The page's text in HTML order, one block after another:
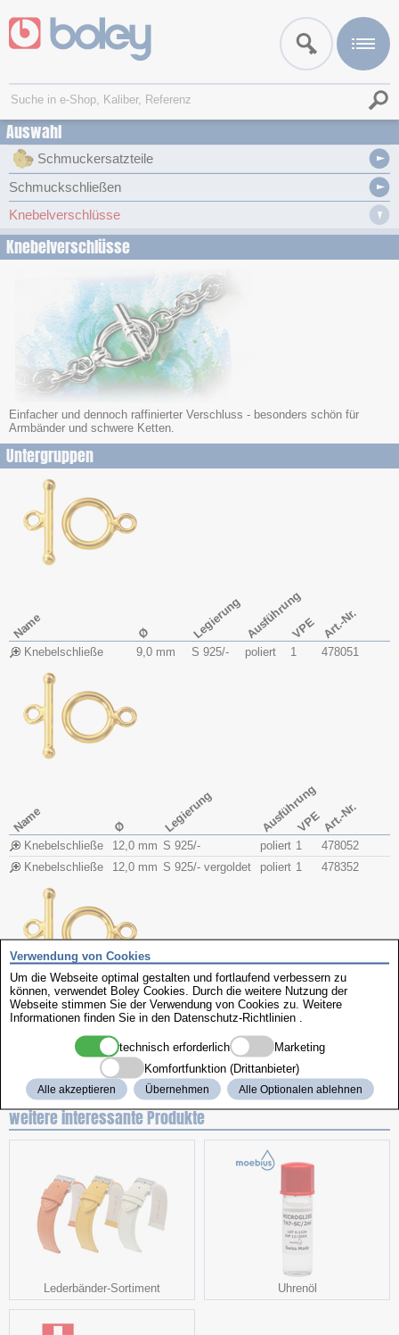
Auswahl
Schmuckersatzteile
Schmuckschließen
Knebelverschlüsse
Knebelverschlüsse
Einfacher und dennoch raffinierter Verschluss - besonders schön für
Armbänder und schwere Ketten.
Untergruppen
Name Ø LegierungAusführungVPE Art.-Nr.
Knebelschließe 9,0 mm S 925/- poliert 1 478051
Name Ø Legierung Ausführung
VPE Art.-Nr.
Knebelschließe 12,0 mm S 925/- poliert 1
478052
Knebelschließe
12,0 mm S 925/- vergoldet poliert 1 478352
Ø LegierungAusführungVPE
Knebelschließe 14,5 mm S 925/- poliert 1
weitere interessante Produkte
Lederbänder-Sortiment Uhrenöl
Verwendung von Cookies
Um die Webseite optimal gestalten und fortlaufend verbessern zu
können, verwendet Boley Cookies. Durch die weitere Nutzung der
Webseite stimmen Sie der Verwendung von Cookies zu. Weitere
Informationen finden Sie in den Datenschutz-Richtlinien
technisch erforderlich
Marketing
Komfortfunktion (Drittanbieter)
Alle akzeptieren Übernehmen Alle Optionalen ablehnen